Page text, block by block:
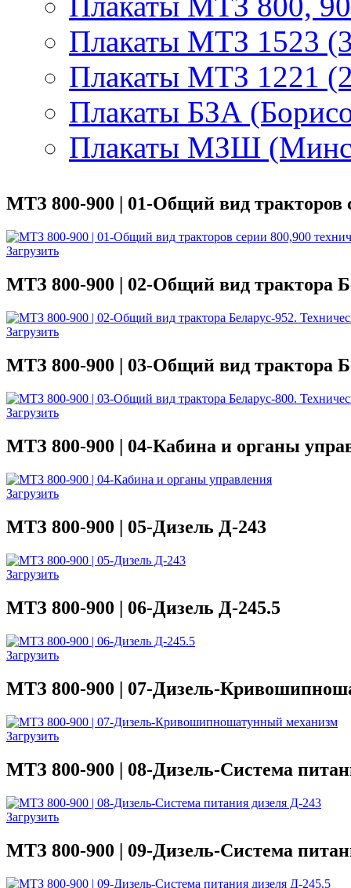
Плакаты МТЗ 1523
Плакаты МТЗ 1221
Плакаты БЗА
Плакаты МЗШ
МТЗ 800-900 | 01-Общий вид тракторов
Загрузить
МТЗ 800-900 | 02-Общий вид трактора
Загрузить
МТЗ 800-900 | 03-Общий вид трактора
Загрузить
МТЗ 800-900 | 04-Кабина и органы
Загрузить
МТЗ 800-900 | 05-Дизель Д-243
Загрузить
МТЗ 800-900 | 06-Дизель Д-245.5
Загрузить
МТЗ 800-900 | 07-Дизель-
Загрузить
МТЗ 800-900 | 08-Дизель-Система
Загрузить
МТЗ 800-900 | 09-Дизель-Система